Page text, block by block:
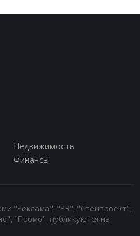
Недвижимость
Финансы
"Реклама", "PR", "Спецпроект",
"Промо", публикуются на